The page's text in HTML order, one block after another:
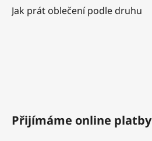
Jak prát oblečení podle druhu
Přijímáme online platby